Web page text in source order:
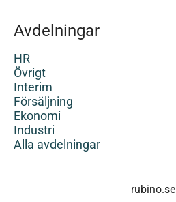
Avdelningar
HR
Övrigt
Interim
Försäljning
Ekonomi
Industri
Alla avdelningar
rubino.se